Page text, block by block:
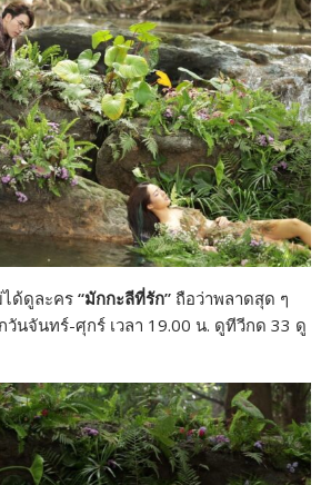
ได้ดูละคร“มักกะลีที่รัก” ถือว่าพลาดสุด ๆ
นจันทร์-ศุกร์ เวลา 19.00 น. ดูทีวีกด 33 ดู